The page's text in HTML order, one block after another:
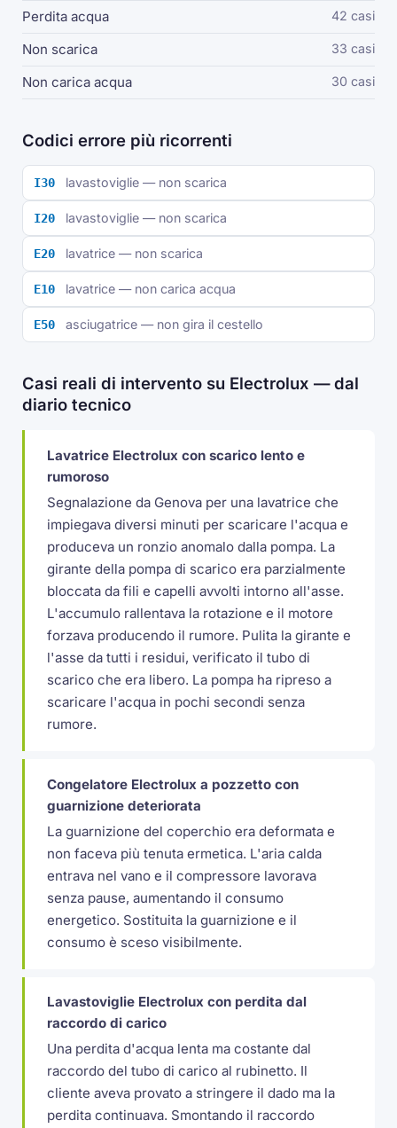
Perdita acqua 42 casi
Non scarica 33 casi
Non carica acqua 30 casi
Codici errore più ricorrenti
I30 lavastoviglie — non scarica
I20 lavastoviglie — non scarica
E20 lavatrice — non scarica
E10 lavatrice — non carica acqua
E50 asciugatrice — non gira il cestello
Casi reali di intervento su Electrolux — dal
diario tecnico
Lavatrice Electrolux con scarico lento e
rumoroso
Segnalazione da Genova per una lavatrice che
impiegava diversi minuti per scaricare l'acqua e
produceva un ronzio anomalo dalla pompa. La
girante della pompa di scarico era parzialmente
bloccata da fili e capelli avvolti intorno all'asse.
L'accumulo rallentava la rotazione e il motore
forzava producendo il rumore. Pulita la girante e
l'asse da tutti i residui, verificato il tubo di
scarico che era libero. La pompa ha ripreso a
scaricare l'acqua in pochi secondi senza
rumore.
Congelatore Electrolux a pozzetto con
guarnizione deteriorata
La guarnizione del coperchio era deformata e
non faceva più tenuta ermetica. L'aria calda
entrava nel vano e il compressore lavorava
senza pause, aumentando il consumo
energetico. Sostituita la guarnizione e il
consumo è sceso visibilmente.
Lavastoviglie Electrolux con perdita dal
raccordo di carico
Una perdita d'acqua lenta ma costante dal
raccordo del tubo di carico al rubinetto. Il
cliente aveva provato a stringere il dado ma la
perdita continuava. Smontando il raccordo